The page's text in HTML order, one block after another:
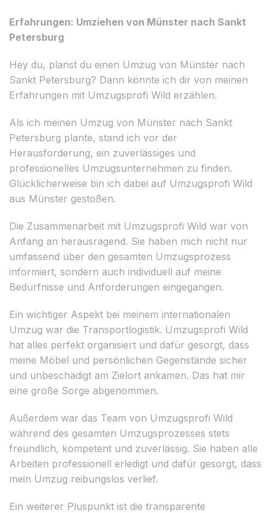
Erfahrungen: Umziehen von Münster nach Sankt
Petersburg
Hey du, planst du einen Umzug von Münster nach
Sankt Petersburg? Dann könnte ich dir von meinen
Erfahrungen mit Umzugsprofi Wild erzählen.
Als ich meinen Umzug von Münster nach Sankt
Petersburg plante, stand ich vor der
Herausforderung, ein zuverlässiges und
professionelles Umzugsunternehmen zu finden.
Glücklicherweise bin ich dabei auf Umzugsprofi Wild
aus Münster gestoßen.
Die Zusammenarbeit mit Umzugsprofi Wild war von
Anfang an herausragend. Sie haben mich nicht nur
umfassend über den gesamten Umzugsprozess
informiert, sondern auch individuell auf meine
Bedürfnisse und Anforderungen eingegangen.
Ein wichtiger Aspekt bei meinem internationalen
Umzug war die Transportlogistik. Umzugsprofi Wild
hat alles perfekt organisiert und dafür gesorgt, dass
meine Möbel und persönlichen Gegenstände sicher
und unbeschädigt am Zielort ankamen. Das hat mir
eine große Sorge abgenommen.
Außerdem war das Team von Umzugsprofi Wild
während des gesamten Umzugsprozesses stets
freundlich, kompetent und zuverlässig. Sie haben alle
Arbeiten professionell erledigt und dafür gesorgt, dass
mein Umzug reibungslos verlief.
Ein weiterer Pluspunkt ist die transparente